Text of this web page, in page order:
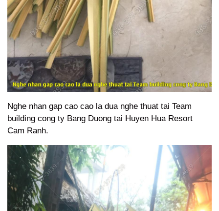
Nghe nhan gap cao cao la dua nghe thuat tai Team
building cong ty Bang Duong tai Huyen Hua Resort
Cam Ranh.